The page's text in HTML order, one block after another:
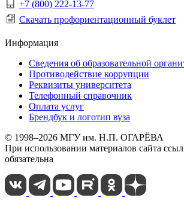
+7 (800) 222-13-77
Скачать профориентационный буклет
Информация
Сведения об образовательной
Противодействие коррупции
Реквизиты университета
Телефонный справочник
Оплата услуг
Брендбук и логотип вуза
© 1998–2026 МГУ им. Н.П. ОГАРЁВА
При использовании материалов сайта
обязательна